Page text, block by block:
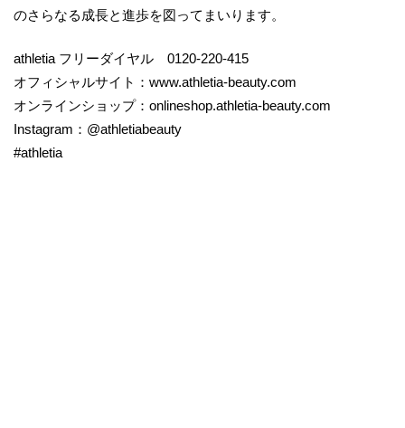
のさらなる成長と進歩を図ってまいります。
athletia フリーダイヤル 0120-220-415
​オフィシャルサイト：www.athletia-beauty.com
オンラインショップ：onlineshop.athletia-beauty.com
Instagram：@athletiabeauty
#athletia